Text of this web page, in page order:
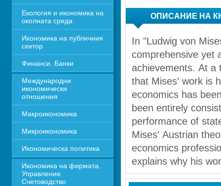
Екология и икономика на
околната среда
Икономика на публичния
сектор
Финанси. Банки
Международни
икономически
отношения
Макроикономика
Микроикономика
Икономическа политика
Икономика на фирмата.
Управление.
Счетоводство
ОПИСАНИЕ НА
In "Ludwig von
comprehensive yet
achievements. At a
that Mises’ work is
economics has
been entirely
performance of
Mises’ Austrian
economics
explains why his